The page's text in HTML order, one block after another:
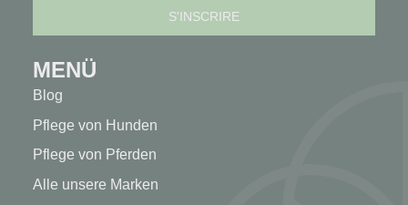
MENÜ
Blog
Pflege von Hunden
Pflege von Pferden
Alle unsere Marken